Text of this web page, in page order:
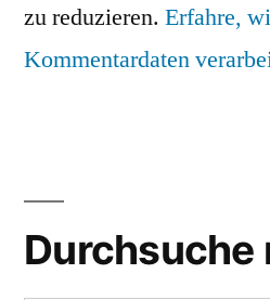
zu reduzieren. Erfahre,
Kommentardaten